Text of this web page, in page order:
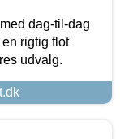
dag-til-dag
rigtig flot
udvalg.